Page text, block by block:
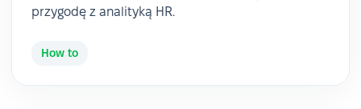
przygodę z analityką HR.
How to